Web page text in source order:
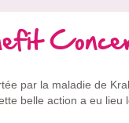
par la maladie de
belle action a eu lieu